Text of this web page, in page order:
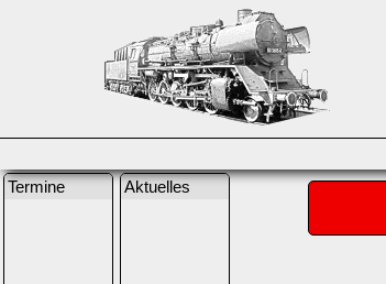
Termine Aktuelles